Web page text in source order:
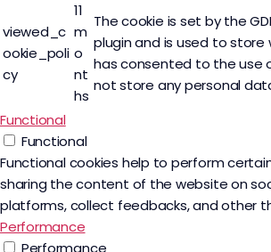
viewed_c
ookie_poli
cy
11
m
o
nt
hs
The cookie is set by the
plugin and is used to store
has consented to the use
not store any personal
Functional
Functional
Functional cookies help to perform
sharing the content of the website on
platforms, collect feedbacks, and other
Performance
Performance